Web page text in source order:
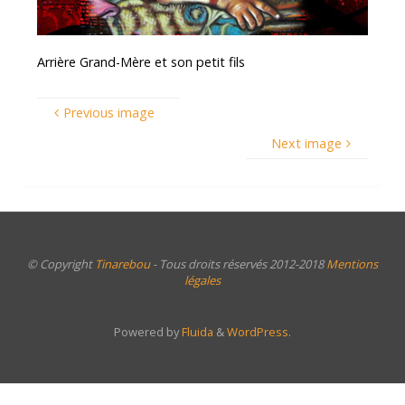
Arrière Grand-Mère et son petit fils
Previous image
Next image
© Copyright Tinarebou- Tous droits réservés 2012-2018Mentions
légales
Powered byFluida &WordPress.